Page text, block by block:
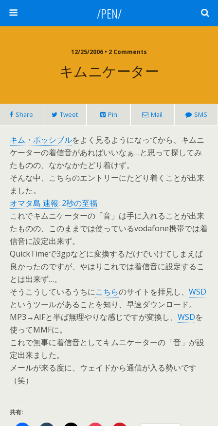
/PEN/
12/25/2006 • 2 Comments
キムニケーター
Share Tweet Pin Mail SMS
キム・ポッシブルをよく見るようになってから、キムニ
ケーターの着信音があればいいなぁ…と思って探してみ
たものの、なかなかたどり着けず。
そんな中、こちらのエントリーにたどり着くことが出来
ました。
オマタ島 速報: 2秒の至福
これでキムニケーターの「音」は手に入れることが出来
たものの、このままでは使っているvodafone携帯では着
信音に設定出来ず。
QuickTimeで3gpなどに変換するだけでいけてしまえば
良かったのですが、やはりこれでは着信音に設定するこ
とは出来ず…。
そうこうしているうちにこちらのサイトを拝見し、 WSD
というツールがあることを知り、早速ダウンロード。
MP3→AIFと半ば無理やりな感じですが変換し、 WSDを
使ってMMFに。
これで無事に着信音としてキムニケーターの「音」が設
定出来ました。
メールが来る度に、ウェイドから通信が入る勢いです
（笑）
共有: